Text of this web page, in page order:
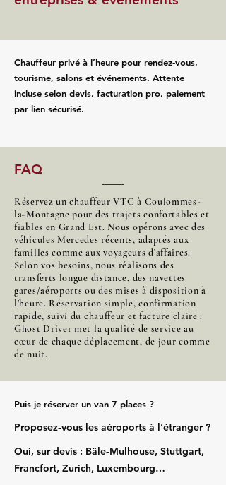
Chauffeur privé à l’heure pour rendez‑vous,
tourisme, salons et événements. Attente
incluse selon devis, facturation pro, paiement
par lien sécurisé.
FAQ
Réservez un chauffeur VTC à Coulommes-
la-Montagne pour des trajets confortables et
fiables en Grand Est. Nous opérons avec des
véhicules Mercedes récents, adaptés aux
familles comme aux voyageurs d’affaires.
Selon vos besoins, nous réalisons des
transferts longue distance, des navettes
gares/aéroports ou des mises à disposition à
l’heure. Réservation simple, confirmation
rapide, suivi du chauffeur et facture claire :
Ghost Driver met la qualité de service au
cœur de chaque déplacement, de jour comme
de nuit.
Puis‑je réserver un van 7 places ?
Proposez‑vous les aéroports à l’étranger ?
Oui, sur devis : Bâle‑Mulhouse, Stuttgart,
Francfort, Zurich, Luxembourg…